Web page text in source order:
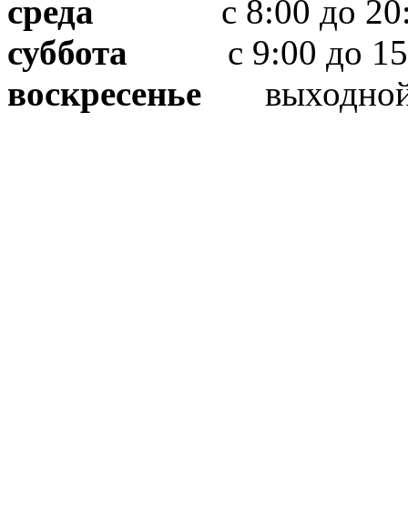
среда с 8:00 до
суббота с 9:00 до
воскресенье